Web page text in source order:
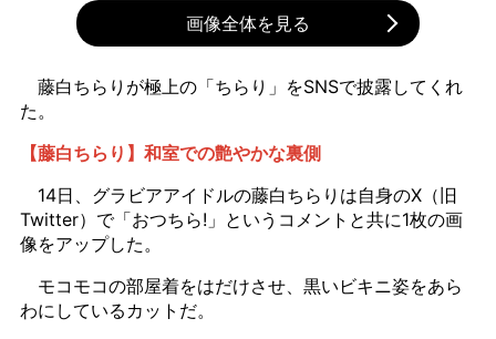
画像全体を見る
藤白ちらりが極上の「ちらり」をSNSで披露してくれ
た。
【藤白ちらり】和室での艶やかな裏側
14日、グラビアアイドルの藤白ちらりは自身のX（旧
Twitter）で「おつちら!」というコメントと共に1枚の画
像をアップした。
モコモコの部屋着をはだけさせ、黒いビキニ姿をあら
わにしているカットだ。